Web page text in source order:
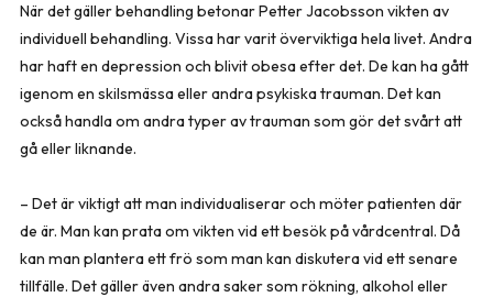
När det gäller behandling betonar Petter Jacobsson vikten av
individuell behandling. Vissa har varit överviktiga hela livet. Andra
har haft en depression och blivit obesa efter det. De kan ha gått
igenom en skilsmässa eller andra psykiska trauman. Det kan
också handla om andra typer av trauman som gör det svårt att
gå eller liknande.
– Det är viktigt att man individualiserar och möter patienten där
de är. Man kan prata om vikten vid ett besök på vårdcentral. Då
kan man plantera ett frö som man kan diskutera vid ett senare
tillfälle. Det gäller även andra saker som rökning, alkohol eller